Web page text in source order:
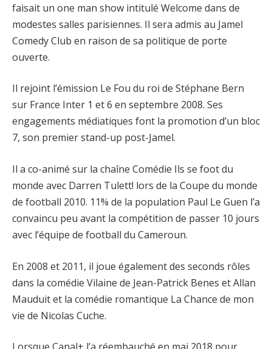
faisait un one man show intitulé Welcome dans de
modestes salles parisiennes. Il sera admis au Jamel
Comedy Club en raison de sa politique de porte
ouverte.
Il rejoint l’émission Le Fou du roi de Stéphane Bern
sur France Inter 1 et 6 en septembre 2008. Ses
engagements médiatiques font la promotion d’un bloc
7, son premier stand-up post-Jamel.
Il a co-animé sur la chaîne Comédie Ils se foot du
monde avec Darren Tulett! lors de la Coupe du monde
de football 2010. 11% de la population Paul Le Guen l’a
convaincu peu avant la compétition de passer 10 jours
avec l’équipe de football du Cameroun.
En 2008 et 2011, il joue également des seconds rôles
dans la comédie Vilaine de Jean-Patrick Benes et Allan
Mauduit et la comédie romantique La Chance de mon
vie de Nicolas Cuche.